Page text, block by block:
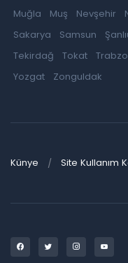
Muğla
Muş Nevşehir
Sakarya
Samsun
Tekirdağ
Tokat
Yozgat
Zonguldak
Künye Site Kullanım